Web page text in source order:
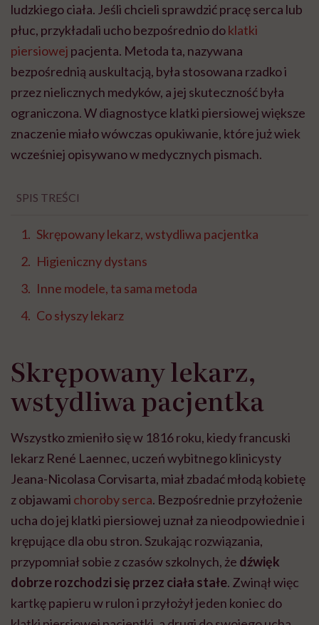
ludzkiego ciała. Jeśli chcieli sprawdzić pracę serca lub
płuc, przykładali ucho bezpośrednio doklatki
piersiowej pacjenta. Metoda ta, nazywana
bezpośrednią auskultacją, była stosowana rzadko i
przez nielicznych medyków, a jej skuteczność była
ograniczona. W diagnostyce klatki piersiowej większe
znaczenie miało wówczas opukiwanie, które już wiek
wcześniej opisywano w medycznych pismach.
SPIS TREŚCI
Skrępowany lekarz, wstydliwa pacjentka
Higieniczny dystans
Inne modele, ta sama metoda
Co słyszy lekarz
Skrępowany lekarz,
wstydliwa pacjentka
Wszystko zmieniło się w 1816 roku, kiedy francuski
lekarz René Laennec, uczeń wybitnego klinicysty
Jeana-Nicolasa Corvisarta, miał zbadać młodą kobietę
z objawami choroby serca. Bezpośrednie przyłożenie
ucha do jej klatki piersiowej uznał za nieodpowiednie i
krępujące dla obu stron. Szukając rozwiązania,
przypomniał sobie z czasów szkolnych, że dźwięk
dobrze rozchodzi się przez ciała stałe. Zwinął więc
kartkę papieru w rulon i przyłożył jeden koniec do